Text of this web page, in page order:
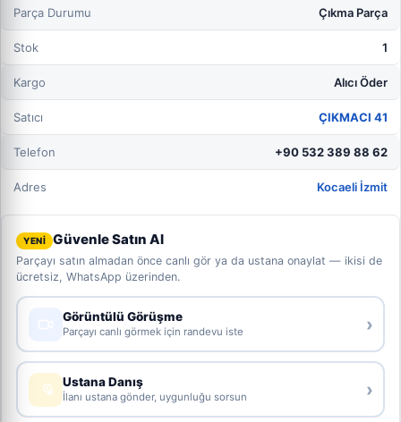
Parça Durumu Çıkma Parça
Stok 1
Kargo Alıcı Öder
Satıcı ÇIKMACI 41
Telefon +90 532 389 88 62
Adres Kocaeli İzmit
YENİ Güvenle Satın Al
Parçayı satın almadan önce canlı gör ya da ustana onaylat — ikisi de
ücretsiz, WhatsApp üzerinden.
Görüntülü Görüşme
Parçayı canlı görmek için randevu iste ›
Ustana Danış
İlanı ustana gönder, uygunluğu sorsun ›